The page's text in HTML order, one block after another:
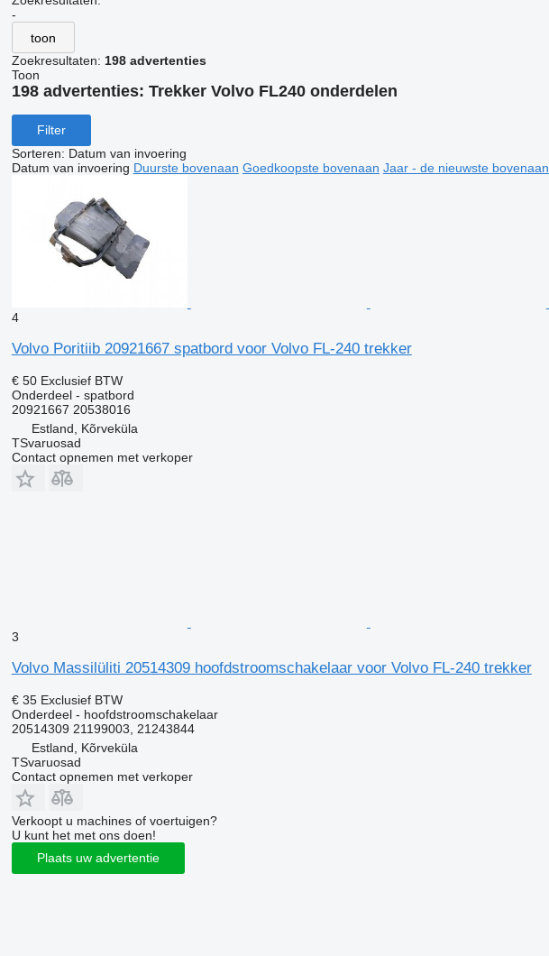
-
toon
Zoekresultaten: 198 advertenties
Toon
198 advertenties: Trekker Volvo FL240 onderdelen
Filter
Sorteren: Datum van invoering
Datum van invoering Duurste bovenaan Goedkoopste bovenaan Jaar - de nieuwste bovenaan
4
Volvo Poritiib 20921667 spatbord voor Volvo FL-240 trekker
€ 50 Exclusief BTW
Onderdeel - spatbord
20921667 20538016
Estland, Kõrveküla
TSvaruosad
Contact opnemen met verkoper
3
Volvo Massilüliti 20514309 hoofdstroomschakelaar voor Volvo FL-240 trekker
€ 35 Exclusief BTW
Onderdeel - hoofdstroomschakelaar
20514309 21199003, 21243844
Estland, Kõrveküla
TSvaruosad
Contact opnemen met verkoper
Verkoopt u machines of voertuigen?
U kunt het met ons doen!
Plaats uw advertentie